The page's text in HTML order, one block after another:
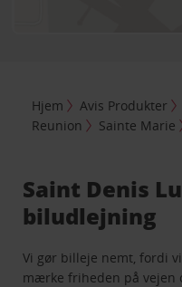
Hjem Avis Produkter
Reunion
Sainte Marie
Saint Denis
biludlejning
Vi gør billeje nemt, fordi
mærke friheden på vejen